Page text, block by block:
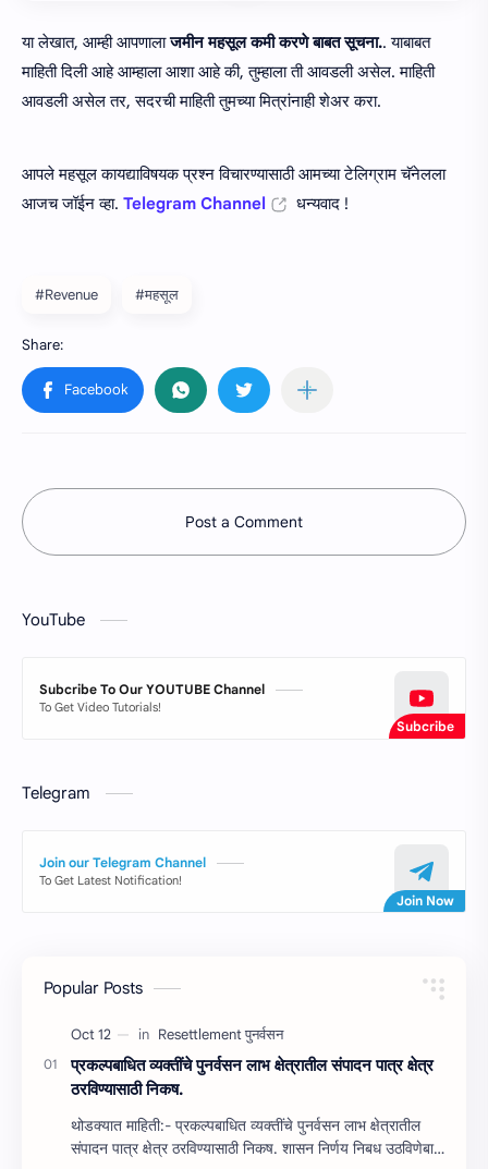
या लेखात, आम्ही आपणालाजमीन महसूल कमी करणे बाबत सूचना.. याबाबत
माहिती दिली आहे आम्हाला आशा आहे की, तुम्हाला ती आवडली असेल. माहिती
आवडली असेल तर, सदरची माहिती तुमच्या मित्रांनाही शेअर करा.
आपले महसूल कायद्याविषयक प्रश्न विचारण्यासाठी आमच्या टेलिग्राम चॅनेलला
आजच जॉईन व्हा. Telegram Channel धन्यवाद !
#Revenue #महसूल
Post a Comment
YouTube
Subcribe To Our YOUTUBE Channel
To Get Video Tutorials!
Telegram
Join our Telegram Channel
To Get Latest Notification!
Popular Posts
प्रकल्‍पबाधित व्‍यक्‍तींचे पुनर्वसन लाभ क्षेत्रातील संपादन पात्र क्षेत्र
ठरविण्‍यासाठी निकष.
थोडक्यात माहिती:- प्रकल्‍पबाधित व्‍यक्‍तींचे पुनर्वसन लाभ क्षेत्रातील
संपादन पात्र क्षेत्र ठरविण्‍यासाठी निकष. शासन निर्णय निबध उठविणेबा…